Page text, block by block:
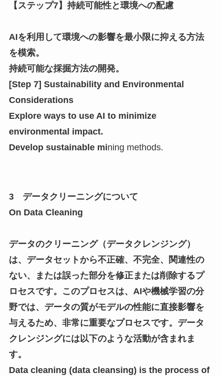
【ステップ7】持続可能性と環境への配慮
AIを利用して環境への影響を最小限に抑える方法
を模索。
持続可能な採掘方法の開発。
[Step 7] Sustainability and Environmental
Considerations
Explore ways to use AI to minimize
environmental impact.
Develop sustainable mining methods.
3 データクリーニングについて
On Data Cleaning
データのクリーニング（データクレンジング）
は、データセットから不正確、不完全、関連性の
ない、または誤った部分を修正または削除するプ
ロセスです。このプロセスは、AIや機械学習の分
野では、データの質がモデルの性能に直接影響を
与えるため、非常に重要なプロセスです。データ
クレンジングには以下のような活動が含まれま
す。
Data cleaning (data cleansing) is the process of